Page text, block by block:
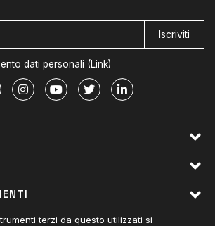
Iscriviti
dati personali (Link)
terzi da questo utilizzati si